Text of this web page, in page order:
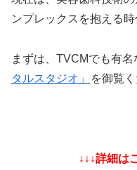
ンプレックスを抱える
まずは、TVCMでも有名
タルスタジオ」
を御覧く
↓↓↓詳細は